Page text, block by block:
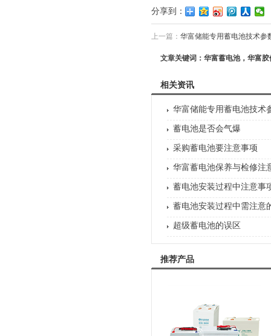
分享到：
上一篇： 华富储能专用蓄电池技术参
文章关键词：华富蓄电池，华富
相关资讯
华富储能专用蓄电池技术
蓄电池是否会气爆
采购蓄电池要注意事项
华富蓄电池保养与检修注
蓄电池安装过程中注意事
蓄电池安装过程中需注意
超级蓄电池的误区
推荐产品